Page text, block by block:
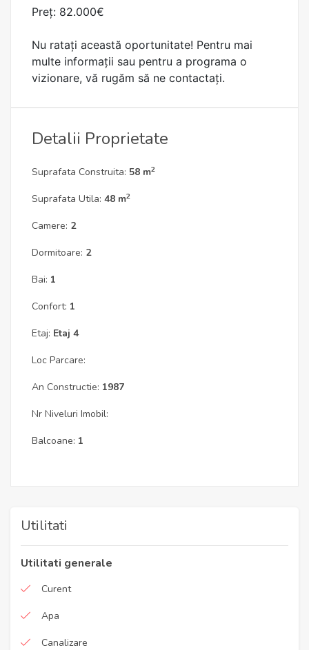
Preț: 82.000€
Nu ratați această oportunitate! Pentru mai
multe informații sau pentru a programa o
vizionare, vă rugăm să ne contactați.
Detalii Proprietate
Suprafata Construita: 58 m2
Suprafata Utila: 48 m2
Camere: 2
Dormitoare: 2
Bai: 1
Confort: 1
Etaj: Etaj 4
Loc Parcare:
An Constructie: 1987
Nr Niveluri Imobil:
Balcoane: 1
Utilitati
Utilitati generale
Curent
Apa
Canalizare